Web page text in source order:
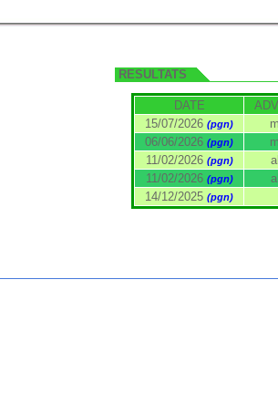
RESULTATS
DATE
15/07/2026 (pgn)
06/06/2026 (pgn)
11/02/2026 (pgn)
11/02/2026 (pgn)
14/12/2025 (pgn)